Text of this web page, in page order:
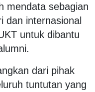
mendata sebagian
dan internasional
untuk dibantu
dari pihak
tuntutan yang